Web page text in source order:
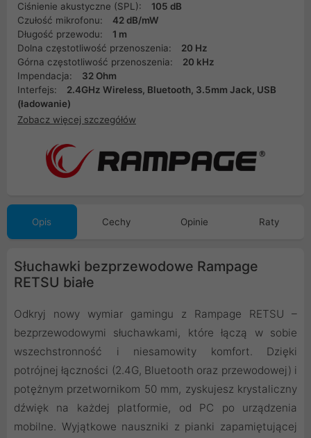
Ciśnienie akustyczne (SPL):
105 dB
Czułość mikrofonu:
42 dB/mW
Długość przewodu:
1 m
Dolna częstotliwość przenoszenia:
20 Hz
Górna częstotliwość przenoszenia:
20 kHz
Impendacja:
32 Ohm
Interfejs:
2.4GHz Wireless, Bluetooth, 3.5mm Jack, USB
(ładowanie)
Zobacz więcej szczegółów
Opis Cechy Opinie Raty
Słuchawki bezprzewodowe Rampage
RETSU białe
Odkryj nowy wymiar gamingu z Rampage RETSU –
bezprzewodowymi słuchawkami, które łączą w sobie
wszechstronność i niesamowity komfort. Dzięki
potrójnej łączności (2.4G, Bluetooth oraz przewodowej) i
potężnym przetwornikom 50 mm, zyskujesz krystaliczny
dźwięk na każdej platformie, od PC po urządzenia
mobilne. Wyjątkowe nauszniki z pianki zapamiętującej